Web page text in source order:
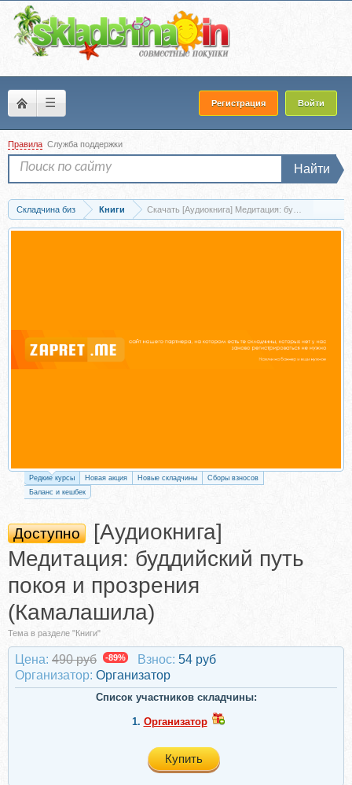
☰ Регистрация Войти
Правила Служба поддержки
Найти
Складчина биз Книги Скачать [Аудиокнига] Медитация: буддийский
Редкие курсы Новая акция Новые складчины
Сборы взносов
Баланс и кешбек
Доступно
[Аудиокнига]
Медитация: буддийский путь
покоя и прозрения
(Камалашила)
Тема в разделе "Книги"
Цена: 490 руб -89% Взнос: 54 руб
Организатор: Организатор
Список участников складчины:
1. Организатор
Купить